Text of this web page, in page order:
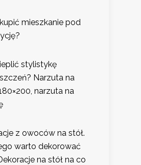
mieszkanie pod
stylistykę
Narzuta na
narzuta na
z owoców na stół.
warto dekorować
na stół na co